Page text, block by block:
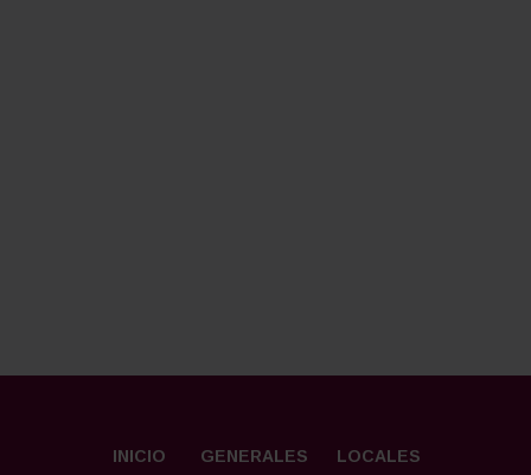
INICIO GENERALES LOCALES